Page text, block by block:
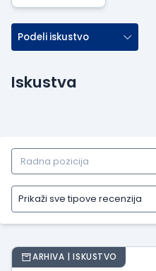
Podeli iskustvo
Iskustva
Prikaži sve tipove recenzija
Prikaži
sve
tipove
recenzija
ARHIVA | ISKUSTVO